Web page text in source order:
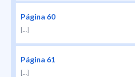
Página 60
[...]
Página 61
[...]